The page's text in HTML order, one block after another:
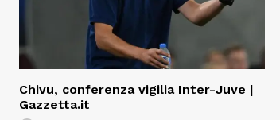
Chivu, conferenza vigilia Inter-Juve |
Gazzetta.it